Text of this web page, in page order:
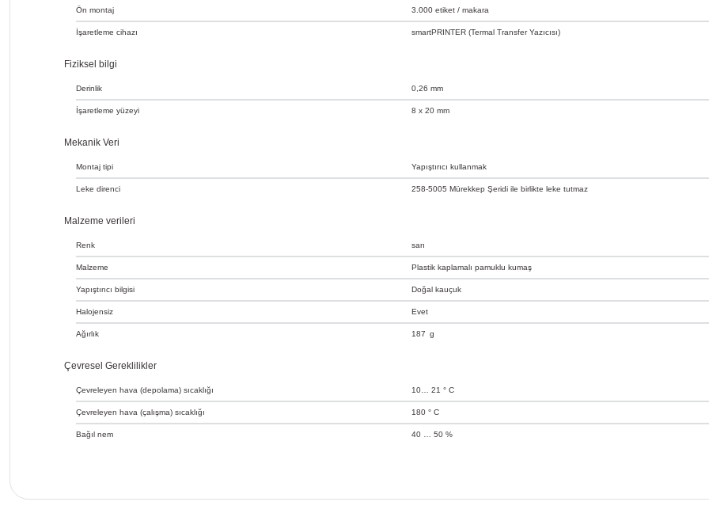
Ön montaj 3.000 etiket / makara
İşaretleme cihazı smartPRINTER (Termal Transfer Yazıcısı)
Fiziksel bilgi
Derinlik 0,26 mm
İşaretleme yüzeyi 8 x 20 mm
Mekanik Veri
Montaj tipi Yapıştırıcı kullanmak
Leke direnci 258-5005 Mürekkep Şeridi ile birlikte leke tutmaz
Malzeme verileri
Renk sarı
Malzeme Plastik kaplamalı pamuklu kumaş
Yapıştırıcı bilgisi Doğal kauçuk
Halojensiz Evet
Ağırlık 187 g
Çevresel Gereklilikler
Çevreleyen hava (depolama) sıcaklığı 10… 21 ° C
Çevreleyen hava (çalışma) sıcaklığı 180 ° C
Bağıl nem 40 … 50 %
Bu ürünün fiyat bilgisi, resim, ürün açıklamalarında ve diğer konularda yetersiz gördüğünüz noktaları öneri formunu kullanarak